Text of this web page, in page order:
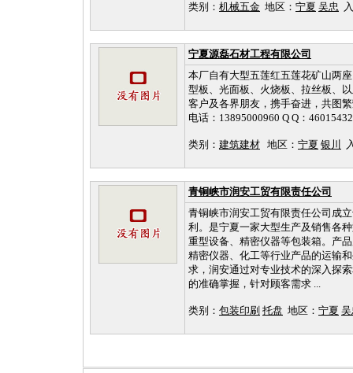
类别： 机械五金 地区： 宁夏 吴忠
宁夏源磊石材工程有限公司
本厂自有大型五莲红五莲花矿山两
型板、光面板、火烧板、拉丝板、
客户及各界朋友，携手奋进，共图
电话：13895000960 Q Q：
类别： 建筑建材 地区： 宁夏 银川
青铜峡市润安工贸有限责任公司
青铜峡市润安工贸有限责任公司成
利。是宁夏一家大型生产及销售各
重型设备、精密仪器等包装箱。产
精密仪器、化工等行业产品的运输
求，润安通过对专业技术的深入探
的准确掌握，针对顾客需求 ...
类别： 包装印刷 托盘 地区： 宁夏